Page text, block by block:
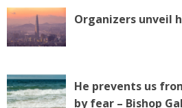
Organizers unveil
He prevents us
by fear – Bishop